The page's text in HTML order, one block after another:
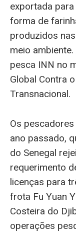
exportada
forma de
produzidos
meio
pesca INN no
Global Contra
Transnacional.
Os
ano passado,
do Senegal
requerimento
licenças para
frota Fu Yuan
Costeira do
operações